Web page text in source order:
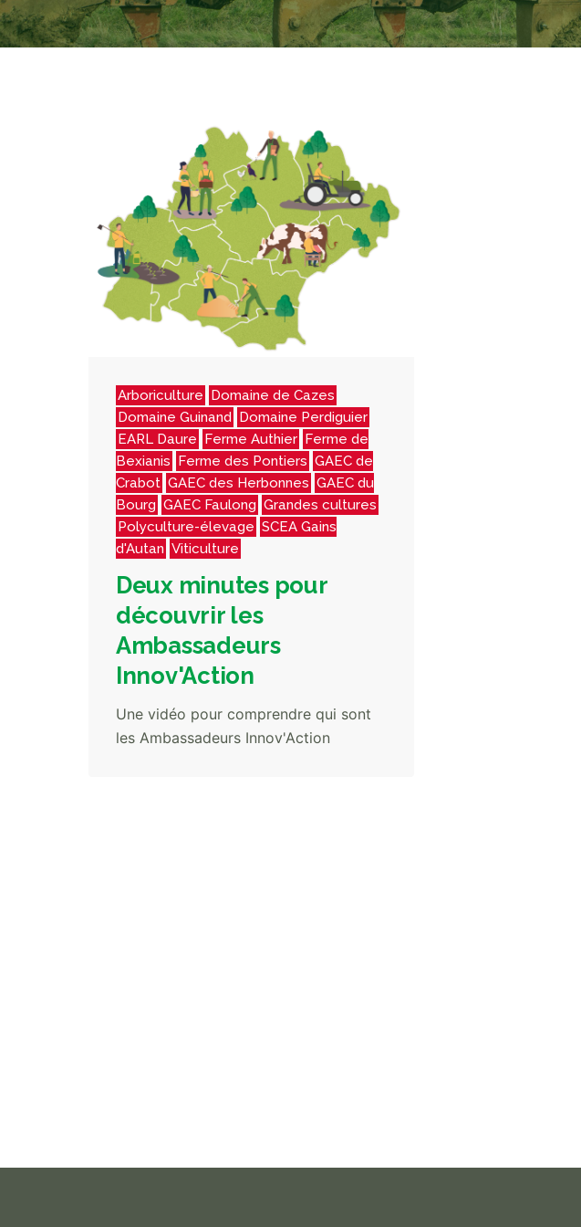
Arboriculture Domaine de Cazes
Domaine Guinand Domaine Perdiguier
EARL Daure Ferme Authier Ferme de
Bexianis Ferme des Pontiers GAEC de
Crabot GAEC des Herbonnes GAEC du
Bourg GAEC Faulong Grandes cultures
Polyculture-élevage SCEA Gains
d'Autan Viticulture
Deux minutes pour
découvrir les
Ambassadeurs
Innov'Action
Une vidéo pour comprendre qui sont
les Ambassadeurs Innov'Action